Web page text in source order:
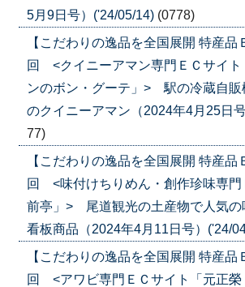
5月9日号）('24/05/14) (0778)
【こだわりの逸品を全国展開 特産品
回 <クイニーアマン専門ＥＣサイト
ンのボン・グーテ」> 駅の冷蔵自販
のクイニーアマン（2024年4月25日
77)
【こだわりの逸品を全国展開 特産品
回 <味付けちりめん・創作珍味専門
前亭」> 尾道観光の土産物で人気の
看板商品（2024年4月11日号）('24/
【こだわりの逸品を全国展開 特産品
回 <アワビ専門ＥＣサイト「元正